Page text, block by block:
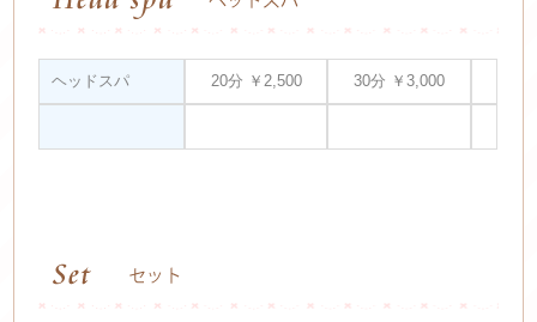
ヘッドスパ 20分 ￥2,500 30分 ￥3,000